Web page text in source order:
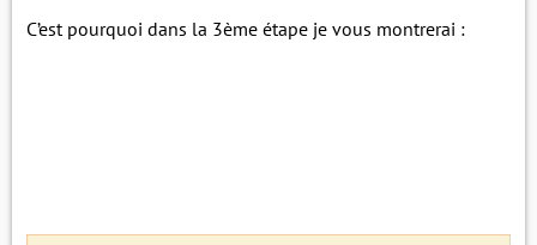
C’est pourquoi dans la 3ème étape je vous montrerai :